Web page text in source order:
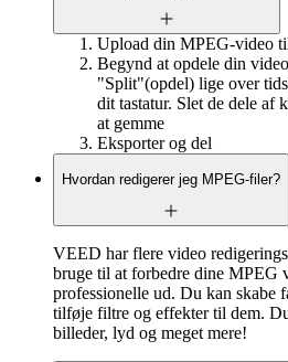
Upload din MPEG-video
Begynd at opdele din
"Split"(opdel) lige over
dit tastatur. Slet de dele af
at gemme
Eksporter og del
Hvordan redigerer jeg MPEG-filer?
VEED har flere video
bruge til at forbedre dine MPEG
professionelle ud. Du kan skabe
tilføje filtre og effekter til dem.
billeder, lyd og meget mere!